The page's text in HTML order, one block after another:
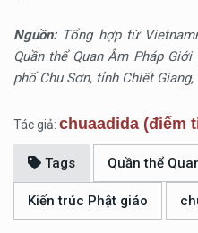
Nguồn:Tổng hợp từ
Quần thể Quan Âm Pháp
phố Chu Sơn, tỉnh Chiết Giang,
Tác giả: chuaadida (điểm
Tags Quần thể
Kiến trúc Phật giáo